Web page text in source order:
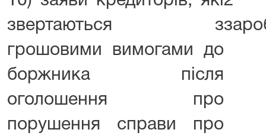
звертаються з
грошовими вимогами до
боржника після
оголошення про
порушення справи про